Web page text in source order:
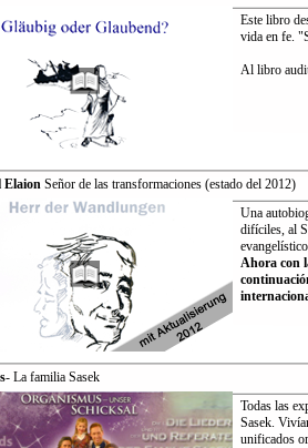
Este libro
vida en fe.
Al libro
Elaion Señor de las transformaciones (estado del 2012)
Una
difíciles, al
Ahora con
- La familia Sasek
Todas las
Sasek.
unificados